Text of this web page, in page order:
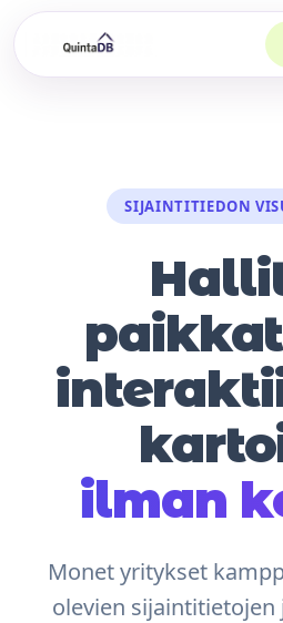
SIJAINTITIEDON
ilman
Monet yritykset
olevien